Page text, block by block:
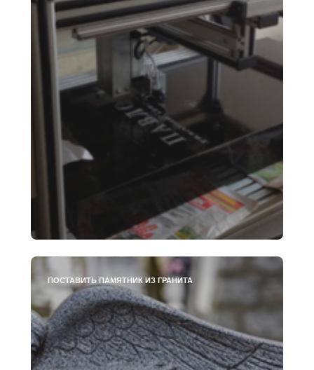
ПОСТАВИТЬ ПАМЯТНИК ИЗ ГРАНИТА